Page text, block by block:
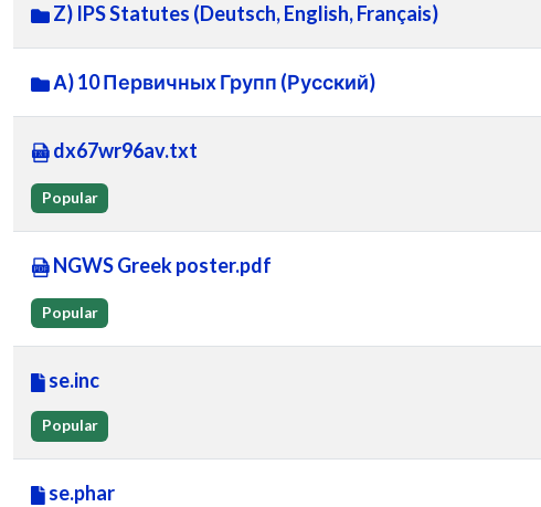
Z) IPS Statutes (Deutsch, English, Français)
А) 10 Первичных Групп (Русский)
dx67wr96av.txt
Popular
NGWS Greek poster.pdf
Popular
se.inc
Popular
se.phar